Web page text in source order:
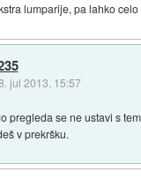
lumparije, pa lahko
jul 2013, 15:57
pregleda se ne ustavi s
v prekršku.